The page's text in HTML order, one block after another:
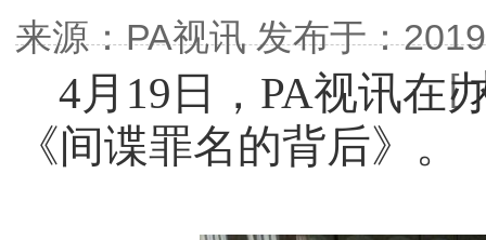
来源：PA视讯发布于：
[
4月 19日，PA视讯在
《间谍罪名的背后》。